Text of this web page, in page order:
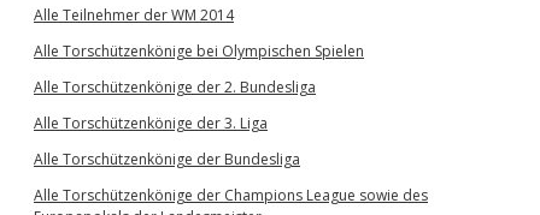
Alle Teilnehmer der WM 2014
Alle Torschützenkönige bei Olympischen Spielen
Alle Torschützenkönige der 2. Bundesliga
Alle Torschützenkönige der 3. Liga
Alle Torschützenkönige der Bundesliga
Alle Torschützenkönige der Champions League sowie des